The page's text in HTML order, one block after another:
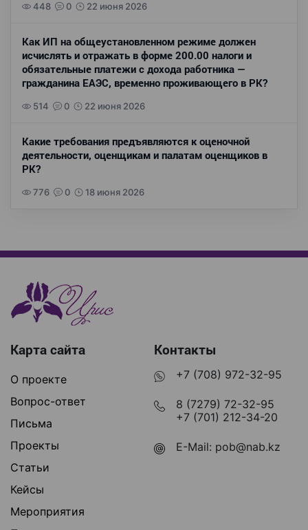
448 0 22 июня 2026
Как ИП на общеустановленном режиме должен
исчислять и отражать в форме 200.00 налоги и
обязательные платежи с дохода работника —
гражданина ЕАЭС, временно проживающего в РК?
514 0 22 июня 2026
Какие требования предъявляются к оценочной
деятельности, оценщикам и палатам оценщиков в
РК?
776 0 18 июня 2026
Карта сайта
О проекте
Вопрос-ответ
Письма
Проекты
Статьи
Кейсы
Мероприятия
Контакты
+7 (708) 972-32-95
8 (7279) 72-32-95
+7 (701) 212-34-20
E-Mail: pob@nab.kz